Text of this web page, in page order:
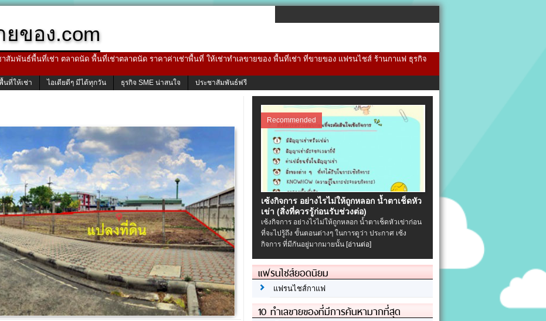
ยของ.com
สัมพันธ์พื้นที่เช่า ตลาดนัด พื้นที่เช่าตลาดนัด ราคาค่าเช่าพื้นที่ ให้เช่าทำเลขายของ พื้นที่เช่า ที่ขายของ แฟรนไชส์ ร้านกาแฟ ธุรกิจ
นที่ให้เช่า ไอเดียดีๆ มีได้ทุกวัน ธุรกิจ SME น่าสนใจ ประชาสัมพันธ์ฟรี
Recommended
เซ้งกิจการ อย่างไรไม่ให้ถูกหลอก น้ำตาเช็ดหัว
เข่า (สิ่งที่ควรรู้ก่อนรับช่วงต่อ)
เซ้งกิจการ อย่างไรไม่ให้ถูกหลอก น้ำตาเช็ดหัวเข่าก่อน
ที่จะไปรู้ถึง ขั้นตอนต่างๆ ในการดูว่า ประกาศ เซ้ง
กิจการ ที่มีกันอยู่มากมายนั้น [อ่านต่อ]
แฟรนไชส์ยอดนิยม
แฟรนไชส์กาแฟ
10 ทำเลขายของที่มีการค้นหามากที่สุด